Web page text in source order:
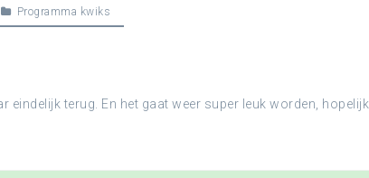
Programma kwiks
eindelijk terug. En het gaat weer super leuk worden, hopelijk